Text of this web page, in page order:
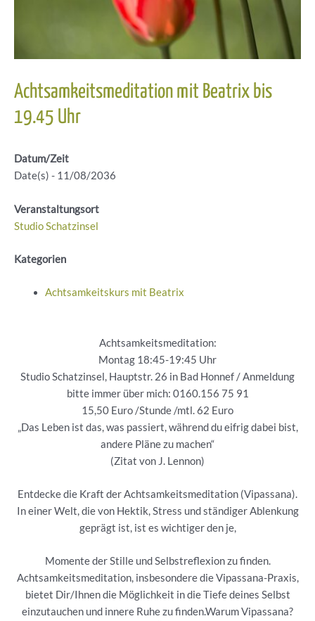
Achtsamkeitsmeditation mit Beatrix bis
19.45 Uhr
Datum/Zeit
Date(s) - 11/08/2036
Veranstaltungsort
Studio Schatzinsel
Kategorien
Achtsamkeitskurs mit Beatrix
Achtsamkeitsmeditation:
Montag 18:45-19:45 Uhr
Studio Schatzinsel, Hauptstr. 26 in Bad Honnef / Anmeldung
bitte immer über mich: 0160.156 75 91
15,50 Euro /Stunde /mtl. 62 Euro
„Das Leben ist das, was passiert, während du eifrig dabei bist,
andere Pläne zu machen“
(Zitat von J. Lennon)
Entdecke die Kraft der Achtsamkeitsmeditation (Vipassana).
In einer Welt, die von Hektik, Stress und ständiger Ablenkung
geprägt ist, ist es wichtiger den je,
Momente der Stille und Selbstreflexion zu finden.
Achtsamkeitsmeditation, insbesondere die Vipassana-Praxis,
bietet Dir/Ihnen die Möglichkeit in die Tiefe deines Selbst
einzutauchen und innere Ruhe zu finden.Warum Vipassana?